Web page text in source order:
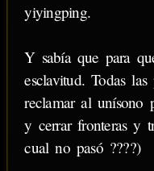
yiyingping.
Y sabía que para
esclavitud. Todas
reclamar al unísono
y cerrar fronteras y
cual no pasó ????)